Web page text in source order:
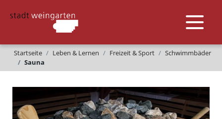
Startseite Leben & Lernen Freizeit & Sport
Schwimmbäder
Sauna